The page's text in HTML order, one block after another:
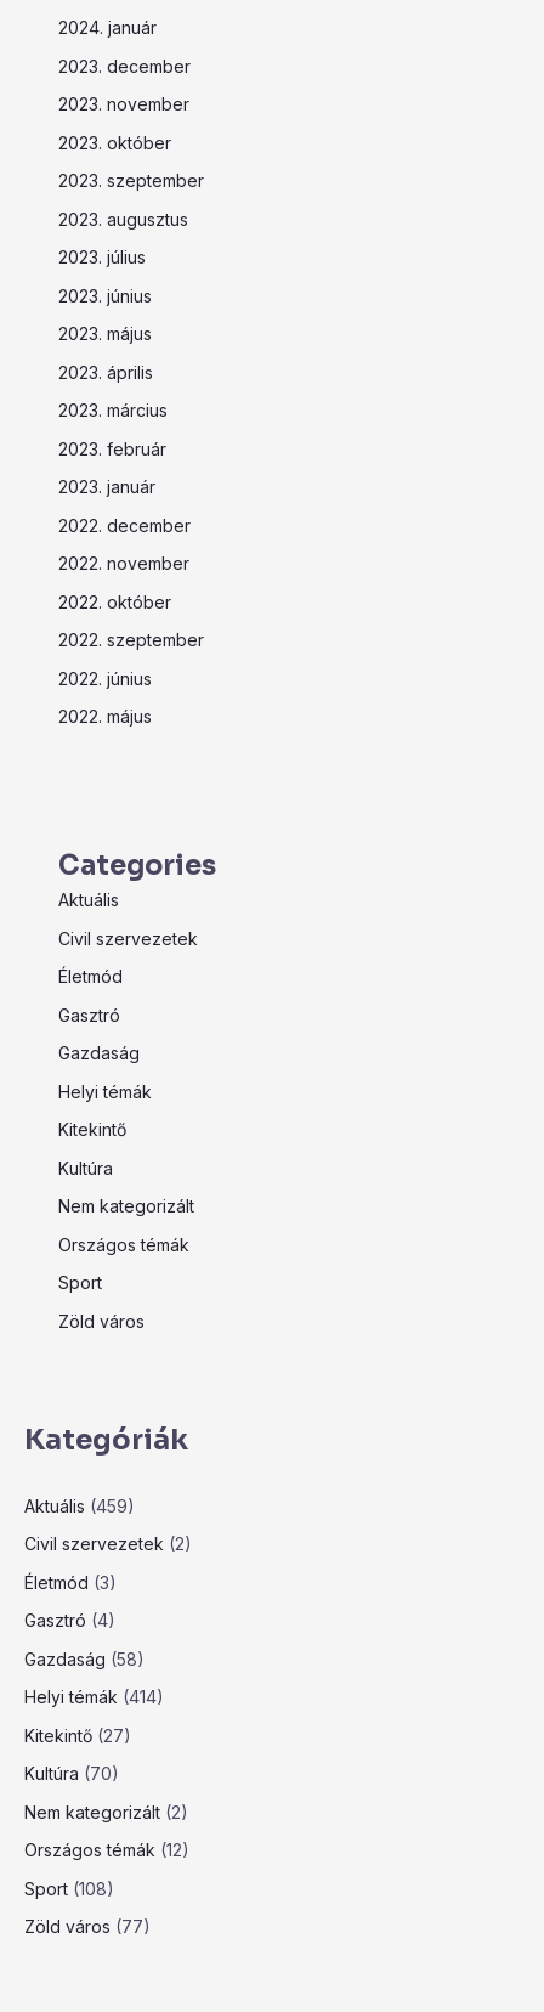
2024. január
2023. december
2023. november
2023. október
2023. szeptember
2023. augusztus
2023. július
2023. június
2023. május
2023. április
2023. március
2023. február
2023. január
2022. december
2022. november
2022. október
2022. szeptember
2022. június
2022. május
Categories
Aktuális
Civil szervezetek
Életmód
Gasztró
Gazdaság
Helyi témák
Kitekintő
Kultúra
Nem kategorizált
Országos témák
Sport
Zöld város
Kategóriák
Aktuális (459)
Civil szervezetek (2)
Életmód (3)
Gasztró (4)
Gazdaság (58)
Helyi témák (414)
Kitekintő (27)
Kultúra (70)
Nem kategorizált (2)
Országos témák (12)
Sport (108)
Zöld város (77)